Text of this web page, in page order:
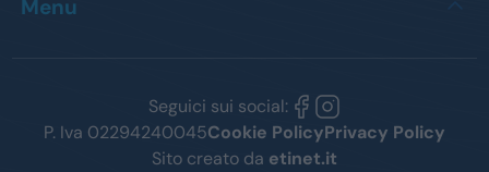
Menu
Seguici sui social:
P. Iva 02294240045Cookie PolicyPrivacy Policy
Sito creato da etinet.it